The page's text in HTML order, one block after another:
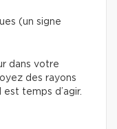
(un signe
dans votre
des rayons
temps d’agir.